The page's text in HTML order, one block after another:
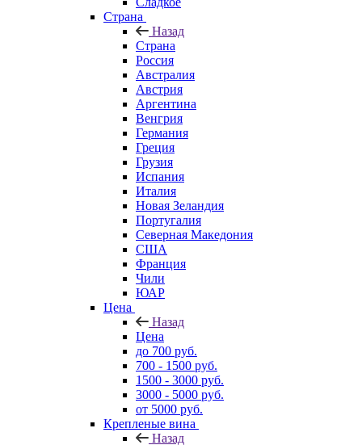
Страна
Назад
Страна
Россия
Австралия
Австрия
Аргентина
Венгрия
Германия
Греция
Грузия
Испания
Италия
Новая Зеландия
Португалия
Северная Македония
США
Франция
Чили
ЮАР
Цена
Назад
Цена
до 700 руб.
700 - 1500 руб.
1500 - 3000 руб.
3000 - 5000 руб.
от 5000 руб.
Крепленые вина
Назад